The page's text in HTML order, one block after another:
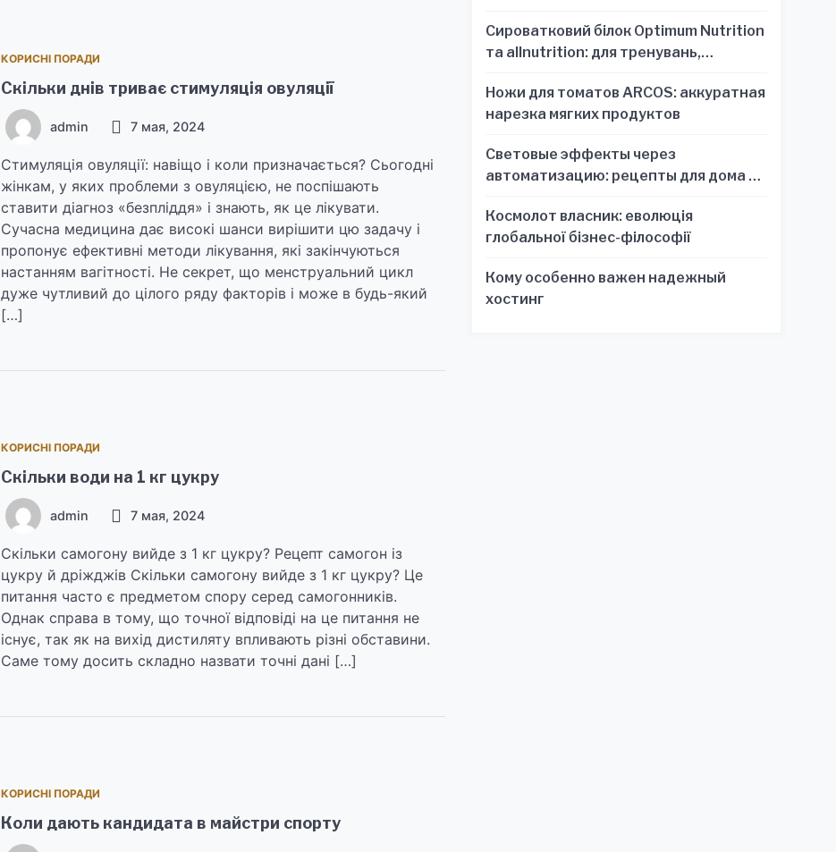
КОРИСНІ ПОРАДИ
Скільки днів триває стимуляція овуляції
admin 7 мая, 2024
Стимуляція овуляції: навіщо і коли призначається? Сьогодні
жінкам, у яких проблеми з овуляцією, не поспішають
ставити діагноз «безпліддя» і знають, як це лікувати.
Сучасна медицина дає високі шанси вирішити цю задачу і
пропонує ефективні методи лікування, які закінчуються
настанням вагітності. Не секрет, що менструальний цикл
дуже чутливий до цілого ряду факторів і може в будь-який
[…]
КОРИСНІ ПОРАДИ
Скільки води на 1 кг цукру
admin 7 мая, 2024
Скільки самогону вийде з 1 кг цукру? Рецепт самогон із
цукру й дріжджів Скільки самогону вийде з 1 кг цукру? Це
питання часто є предметом спору серед самогонників.
Однак справа в тому, що точної відповіді на це питання не
існує, так як на вихід дистиляту впливають різні обставини.
Саме тому досить складно назвати точні дані […]
КОРИСНІ ПОРАДИ
Коли дають кандидата в майстри спорту
Сироватковий білок Optimum Nutrition
та allnutrition: для тренувань,
Ножи для томатов ARCOS: аккуратная
нарезка мягких продуктов
Световые эффекты через
автоматизацию: рецепты для дома и
Космолот власник: еволюція
глобальної бізнес-філософії
Кому особенно важен надежный
хостинг